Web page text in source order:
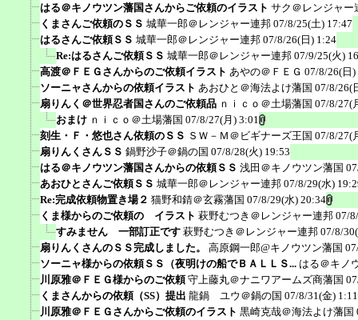
はる＠キノウツン藩国さんからご依頼のイラスト サク＠レンジャー
くまさんご依頼のＳＳ 城華一郎＠レンジャー連邦 07/8/25(土) 17:47
はるさんご依頼ＳＳ 城華一郎＠レンジャー連邦 07/8/26(日) 1:24
Re:はるさんご依頼ＳＳ 城華一郎＠レンジャー連邦 07/9/25(火)
高渡＠ＦＥＧさんからのご依頼イラスト あやの＠ＦＥＧ 07/8/26(日)
ソーニャさんからの依頼イラスト あおひと＠海法よけ藩国 07/8/26(
扇りんく＠世界忍者国さんのご依頼品 ｎｉｃｏ＠土場藩国 07/8/27(
おまけ ｎｉｃｏ＠土場藩国 07/8/27(月) 3:01
刻生・Ｆ・悠也さん依頼のＳＳ ＳＷ－Ｍ＠ビギナーズ王国 07/8/27(
扇りんくさんＳＳ 鍋野沙子＠鍋の国 07/8/28(火) 19:53
はる＠キノウツン藩国さんからの依頼ＳＳ 浅田＠キノウツン藩国
あおひとさんご依頼ＳＳ 城華一郎＠レンジャー連邦 07/8/29(水)
Re:完成依頼物置き場２ 猫野和錆＠玄霧藩国 07/8/29(水) 20:34
くま様からのご依頼の イラスト 萩野むつき＠レンジャー連邦 07/
すみません 一部訂正です 萩野むつき＠レンジャー連邦 07/8/
扇りんくさんのＳＳ完成しました。
高原鋼一郎@キノウツン藩国
ソーニャ様からの依頼ＳＳ（夜明けの船でＢＡＬＬＳ... はる＠キノ
川原雅＠ＦＥＧ様からのご依頼 守上藤丸＠ナニワアームズ商藩国
くまさんからの依頼（SS）提出 龍鍋 ユウ＠鍋の国 07/8/31(金) 1:11
川原雅＠ＦＥＧさんからご依頼のイラスト 黒崎克哉＠海法よけ藩国